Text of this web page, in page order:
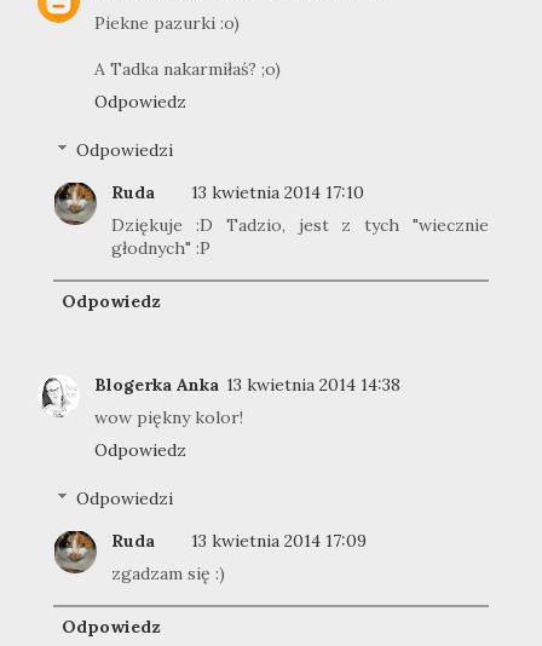
Piekne pazurki :o)
A Tadka nakarmiłaś? ;o)
Odpowiedz
Odpowiedzi
Ruda
13 kwietnia 2014 17:10
Dziękuje :D Tadzio, jest z tych "wiecznie
głodnych" :P
Odpowiedz
Blogerka Anka 13 kwietnia 2014 14:38
wow piękny kolor!
Odpowiedz
Odpowiedzi
Ruda
13 kwietnia 2014 17:09
zgadzam się :)
Odpowiedz